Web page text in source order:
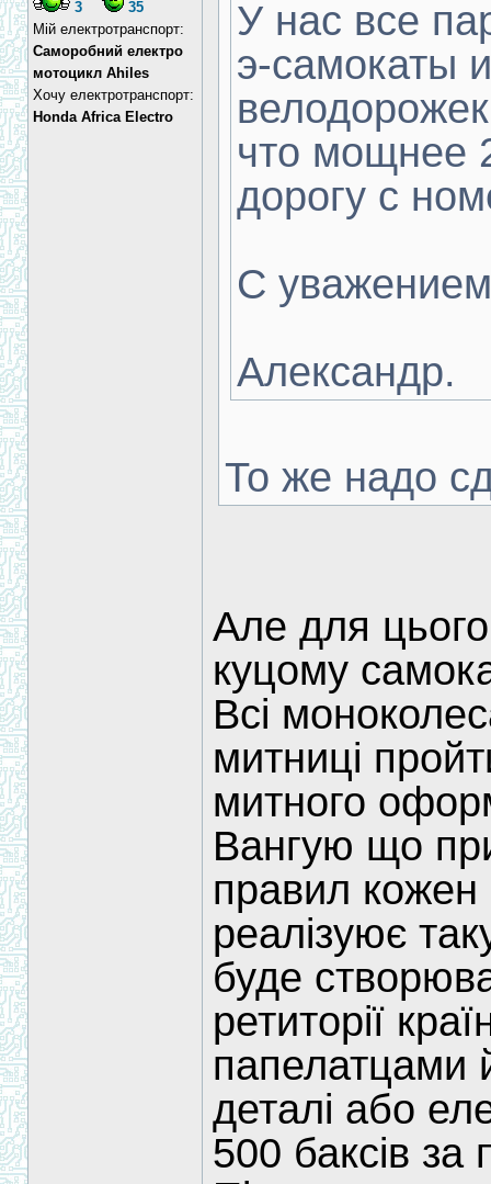
3
35
Мій електротранспорт:
Cаморобний електро
мотоцикл Ahiles
Хочу електротранспорт:
Honda Africa Electro
У нас все
э-самокаты
что мощнее
дорогу с
С
Александр.
То же надо
Але для
куцому
Всі
митниці
митного
Вангую що
правил
реалізуює
буде
ретиторії
папелатцами
деталі або
500 баксів за